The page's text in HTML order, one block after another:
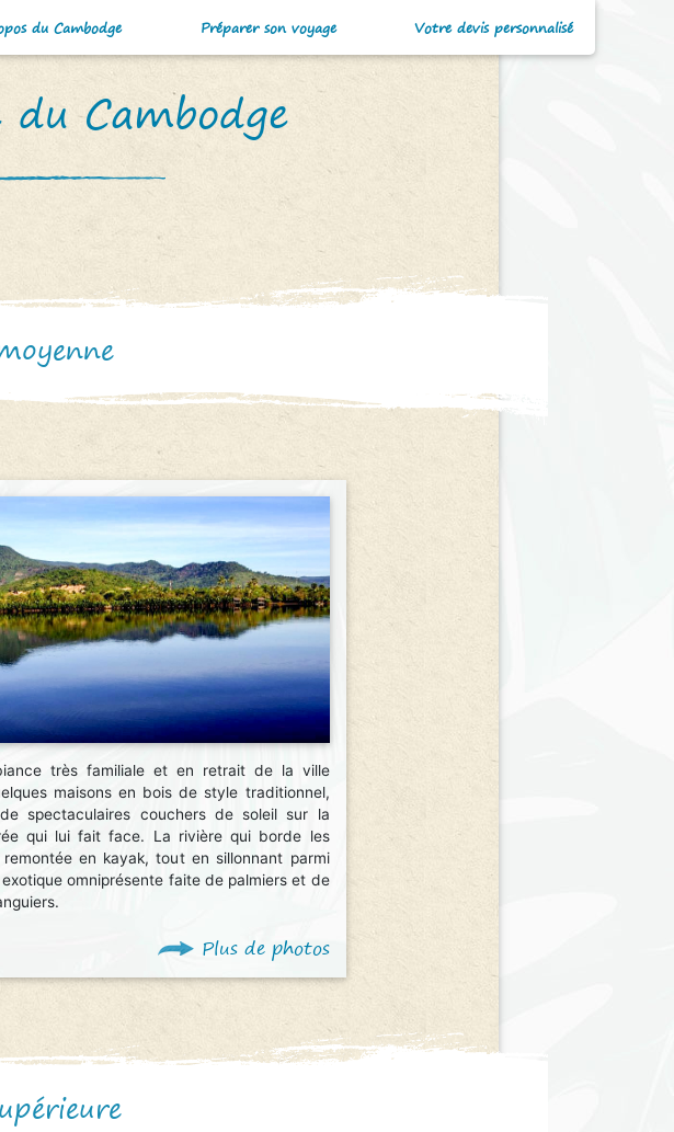
du Cambodge Préparer son voyage Votre devis personnalisé
Cambodge
très familiale et en retrait de la ville
maisons en bois de style traditionnel,
spectaculaires couchers de soleil sur la
qui lui fait face. La rivière qui borde les
en kayak, tout en sillonnant parmi
omniprésente faite de palmiers et de
Plus de photos